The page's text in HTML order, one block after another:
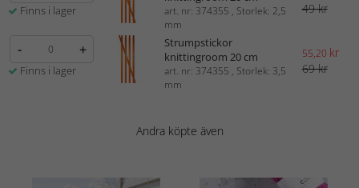
Finns i lager
art. nr: 374355 , Storlek: 2,5
mm
49 kr
- +
Finns i lager
Strumpstickor
knittingroom 20 cm
art. nr: 374355 , Storlek: 3,5
mm
55,20 kr
69 kr
Andra köpte även